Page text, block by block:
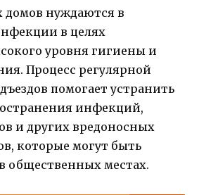
нуждаются в
в целях
уровня гигиены и
Процесс регулярной
помогает устранить
инфекций,
и других вредоносных
которые могут быть
общественных местах.